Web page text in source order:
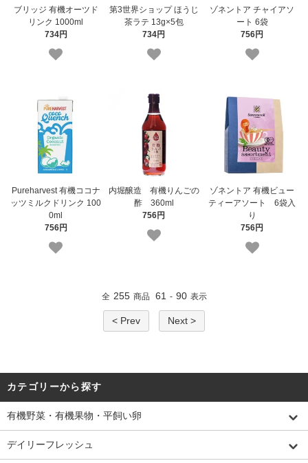
ブリッジ 有機オーツド
リンク 1000ml
734円
第3世界ショップ ほうじ
茶ラテ 13g×5包
734円
ゾネントア チャイアソ
ート 6袋
756円
Pureharvest 有機ココナ
ッツミルクドリンク 100
0ml
756円
内堀醸造 有機りんごの
酢 360ml
756円
ゾネントア 有機ビュー
ティーアソート 6袋入
り
756円
全 255 商品 61 - 90 表示
< Prev Next >
カテゴリーから探す
有機野菜・有機果物・平飼い卵
デイリーフレッシュ